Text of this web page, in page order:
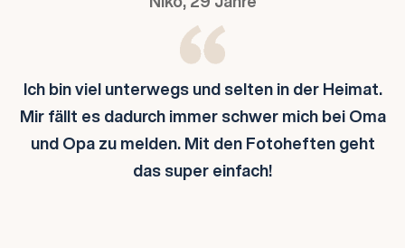
Ich bin viel unterwegs und selten in der Heimat.
Mir fällt es dadurch immer schwer mich bei Oma
und Opa zu melden. Mit den Fotoheften geht
das super einfach!